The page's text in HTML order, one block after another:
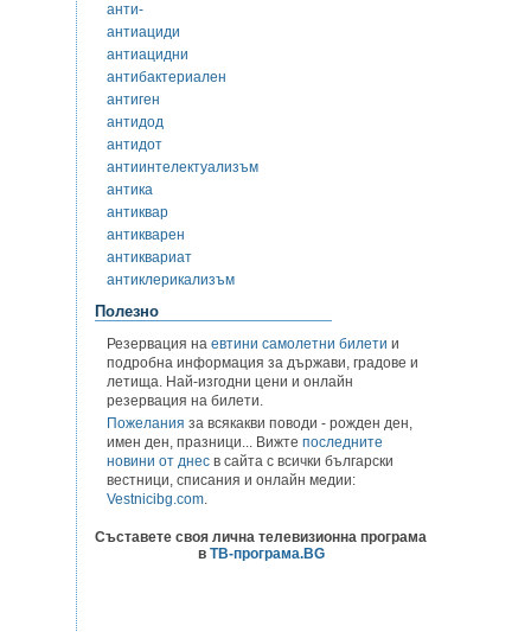
анти-
антиациди
антиацидни
антибактериален
антиген
антидод
антидот
антиинтелектуализъм
антика
антиквар
антикварен
антиквариат
антиклерикализъм
Полезно
Резервация на евтини самолетни билети и
подробна информация за държави, градове и
летища. Най-изгодни цени и онлайн
резервация на билети.
Пожелания за всякакви поводи - рожден ден,
имен ден, празници... Вижте последните
новини от днес в сайта с всички български
вестници, списания и онлайн медии:
Vestnicibg.com.
Съставете своя лична телевизионна програма
в ТВ-програма.BG